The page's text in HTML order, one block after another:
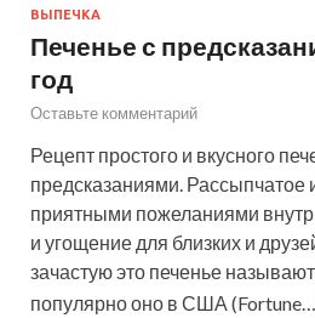
ВЫПЕЧКА
Печенье с
год
Оставьте комментарий
Рецепт простого и вкусного
предсказаниями. Рассыпчатое
приятными пожеланиями
и угощение для близких и
зачастую это печенье
популярно оно в США (Fortune…